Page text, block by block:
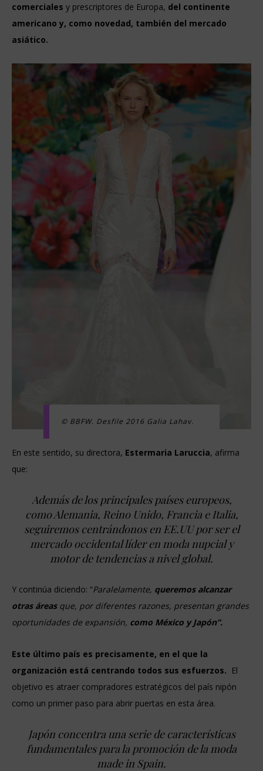
comerciales y prescriptores de Europa, del continente
americano y, como novedad, también del mercado
asiático.
© BBFW. Desfile 2016 Galia Lahav.
En este sentido, su directora, Estermaria Laruccia, afirma
que:
Además de los principales países europeos,
como Alemania, Reino Unido, Francia e Italia,
seguiremos centrándonos en EE.UU por ser el
mercado occidental líder en moda nupcial y
motor de tendencias a nivel global.
Y continúa diciendo: “Paralelamente, queremos alcanzar
otras áreasque, por diferentes razones, presentan grandes
oportunidades de expansión, como México y Japón”.
Este último país es precisamente, en el que la
organización está centrando todos sus esfuerzos. El
objetivo es atraer compradores estratégicos del país nipón
como un primer paso para abrir puertas en esta área.
Japón concentra una serie de características
fundamentales para la promoción de la moda
made in Spain.